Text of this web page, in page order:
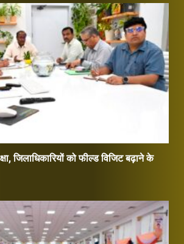
जिलाधिकारियों को फील्ड विजिट बढ़ाने के